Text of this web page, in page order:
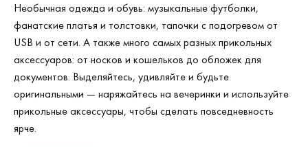
Необычная одежда и обувь: музыкальные футболки,
фанатские платья и толстовки, тапочки с подогревом от
USB и от сети. А также много самых разных прикольных
аксессуаров: от носков и кошельков до обложек для
документов. Выделяйтесь, удивляйте и будьте
оригинальными — наряжайтесь на вечеринки и используйте
прикольные аксессуары, чтобы сделать повседневность
ярче.